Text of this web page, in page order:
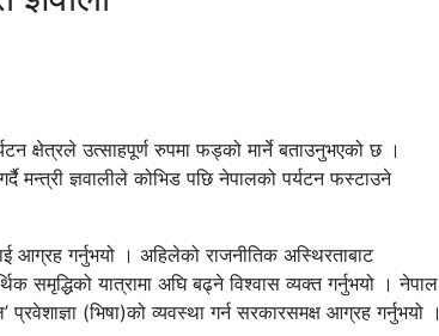
क्षेत्रले उत्साहपूर्ण रुपमा फड्को मार्ने बताउनुभएको छ ।
मन्त्री ज्ञवालीले कोभिड पछि नेपालको पर्यटन फस्टाउने
आग्रह गर्नुभयो । अहिलेको राजनीतिक अस्थिरताबाट
समृद्धिको यात्रामा अघि बढ्ने विश्वास व्यक्त गर्नुभयो । नेपाल
(भिषा)को व्यवस्था गर्न सरकारसमक्ष आग्रह गर्नुभयो ।